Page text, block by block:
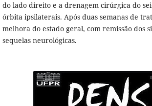
do lado direito e a drenagem cirúrgica do
órbita ipsilaterais. Após duas semanas de
melhora do estado geral, com remissão dos
sequelas neurológicas.